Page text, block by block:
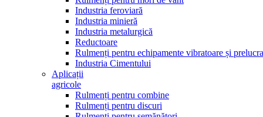
Industria feroviară
Industria minieră
Industria metalurgică
Reductoare
Rulmenți pentru echipamente vibratoare și
Industria Cimentului
Aplicații
agricole
Rulmenți pentru combine
Rulmenți pentru discuri